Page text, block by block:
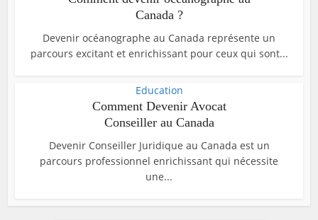
Canada ?
Devenir océanographe au Canada représente un
parcours excitant et enrichissant pour ceux qui sont...
Education
Comment Devenir Avocat
Conseiller au Canada
Devenir Conseiller Juridique au Canada est un
parcours professionnel enrichissant qui nécessite
une...